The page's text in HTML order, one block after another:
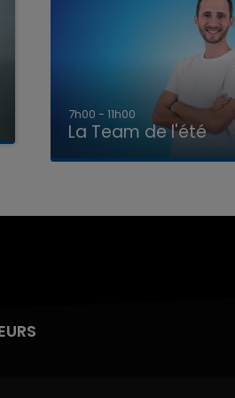
7h00 - 11h00
La Team de l'été